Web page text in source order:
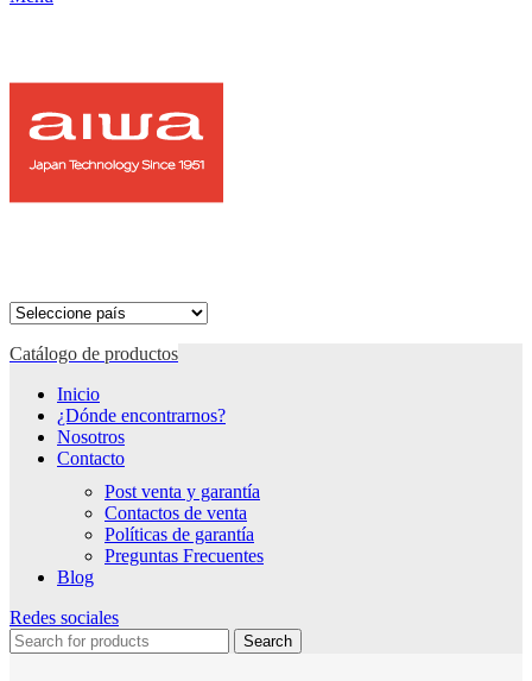
Catálogo de productos
Inicio
¿Dónde encontrarnos?
Nosotros
Contacto
Post venta y garantía
Contactos de venta
Políticas de garantía
Preguntas Frecuentes
Blog
Redes sociales
Search